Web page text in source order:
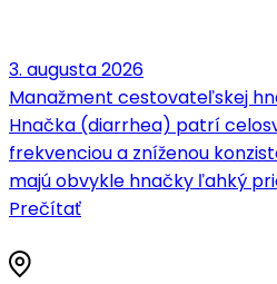
3. augusta 2026
Manažment cestovateľskej
Hnačka (diarrhea) patrí
frekvenciou a zníženou
majú obvykle hnačky ľahký
Prečítať